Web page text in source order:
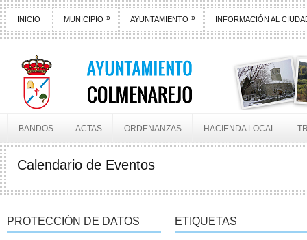
INICIO MUNICIPIO » AYUNTAMIENTO » INFORMACIÓN AL
BANDOS ACTAS ORDENANZAS HACIENDA LOCAL
Calendario de Eventos
PROTECCIÓN DE DATOS ETIQUETAS